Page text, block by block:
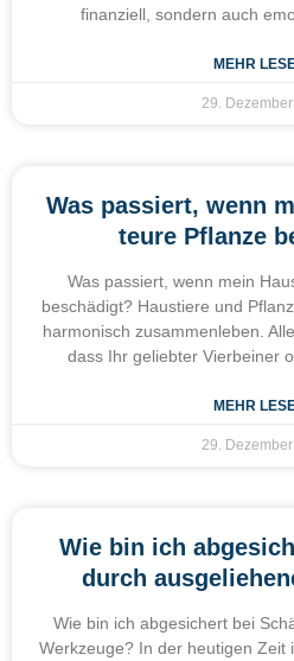
finanziell, sondern auch
MEHR
29.
Was passiert, wenn
teure Pflanze
Was passiert, wenn mein
beschädigt? Haustiere und
harmonisch zusammenleben.
dass Ihr geliebter Vierbeiner
MEHR
29.
Wie bin ich
durch
Wie bin ich abgesichert bei
Werkzeuge? In der heutigen Zeit